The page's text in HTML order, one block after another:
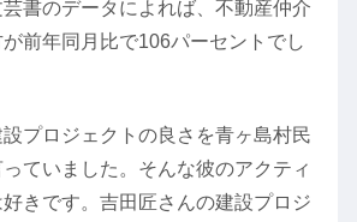
書のデータによれば、不動産仲介
前年同月比で106パーセントでし
プロジェクトの良さを青ヶ島村民
ていました。そんな彼のアクティ
きです。吉田匠さんの建設プロジ